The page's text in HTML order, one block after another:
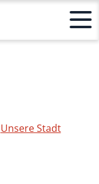
Unsere Stadt